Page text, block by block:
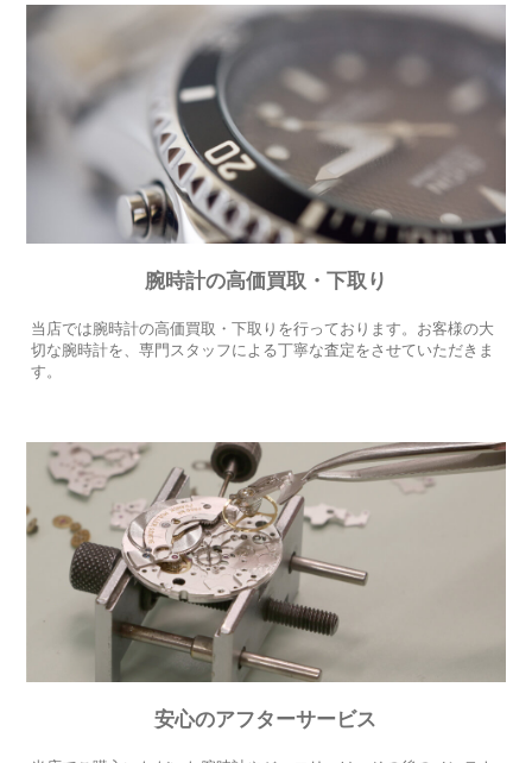
腕時計の高価買取・下取り
当店では腕時計の高価買取・下取りを行っております。お客様の大
切な腕時計を、専門スタッフによる丁寧な査定をさせていただきま
す。
安心のアフターサービス